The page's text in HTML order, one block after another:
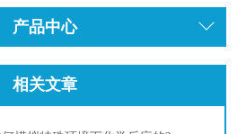
产品中心
相关文章